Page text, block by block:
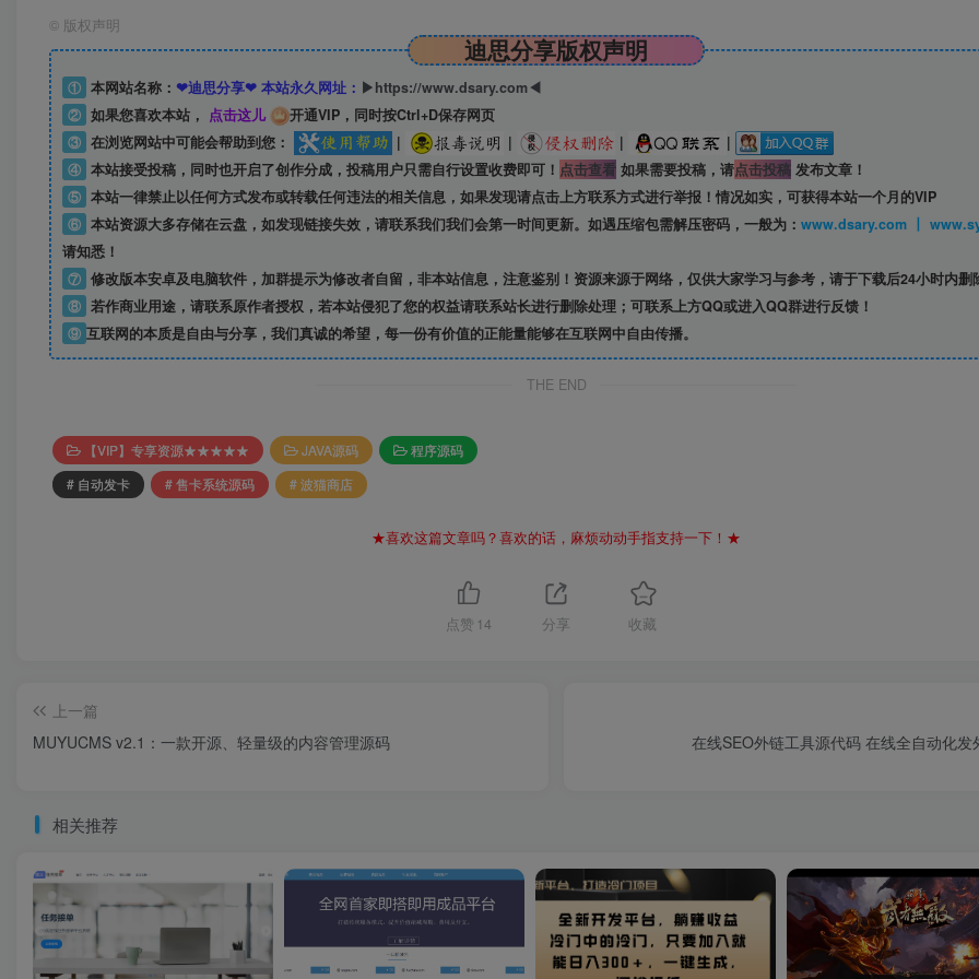
© 版权声明
迪思分享版权声明
① 本网站名称： ❤迪思分享❤ 本站永久网址： ▶https://www.dsary.com◀
② 如果您喜欢本站， 点击这儿
开通VIP，同时按Ctrl+D保存网页
③ 在浏览网站中可能会帮助到您： | | |
|
④ 本站接受投稿，同时也开启了创作分成，投稿用户只需自行设置收费即可！ 点击查看如果需要投稿，请点击投稿发布文章！
⑤ 本站一律禁止以任何方式发布或转载任何违法的相关信息，如果发现请点击上方联系方式进行举报！情况如实，可获得本站一个月的VIP
⑥ 本站资源大多存储在云盘，如发现链接失效，请联系我们我们会第一时间更新。如遇压缩包需解压密码，一般为：
www.dsary.com
请知悉！
⑦ 修改版本安卓及电脑软件，加群提示为修改者自留， 非本站信息，注意鉴别！资源来源于网络，仅供大家学习与参考，请于下载后24小时内删
⑧ 若作商业用途，请联系原作者授权，若本站侵犯了您的权益请联系站长进行删除处理；可联系上方QQ或进入QQ群进行反馈！
⑨ 互联网的本质是自由与分享，我们真诚的希望，每一份有价值的正能量能够在互联网中自由传播。
THE END
【VIP】专享资源★★★★★ JAVA源码
程序源码
# 自动发卡
# 售卡系统源码 # 波猫商店
★喜欢这篇文章吗？喜欢的话，麻烦动动手指支持一下！★
点赞 14 分享 收藏
上一篇
MUYUCMS v2.1：一款开源、轻量级的内容管理源码
在线SEO外链工具源代码 在线全自动化发
相关推荐